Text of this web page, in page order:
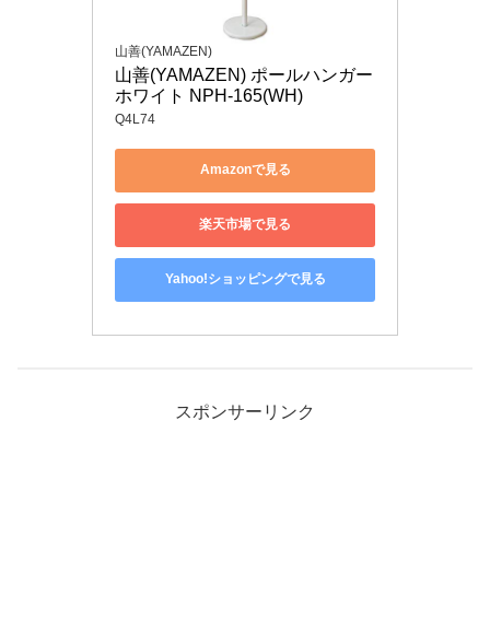
山善(YAMAZEN)
山善(YAMAZEN) ポールハンガー
ホワイト NPH-165(WH)
Q4L74
Amazonで見る
楽天市場で見る
Yahoo!ショッピングで見る
スポンサーリンク